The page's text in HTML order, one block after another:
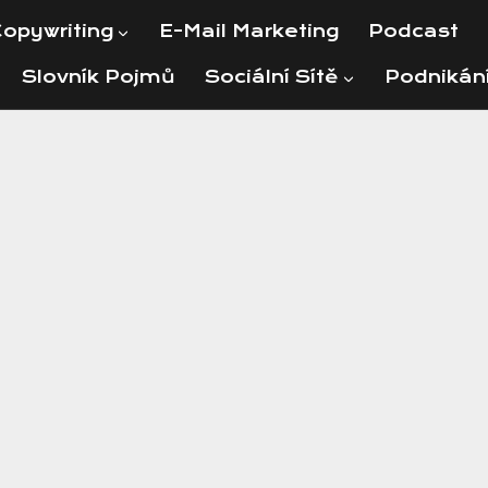
E-Mail Marketing Podcast
Slovník Pojmů Sociální Sítě